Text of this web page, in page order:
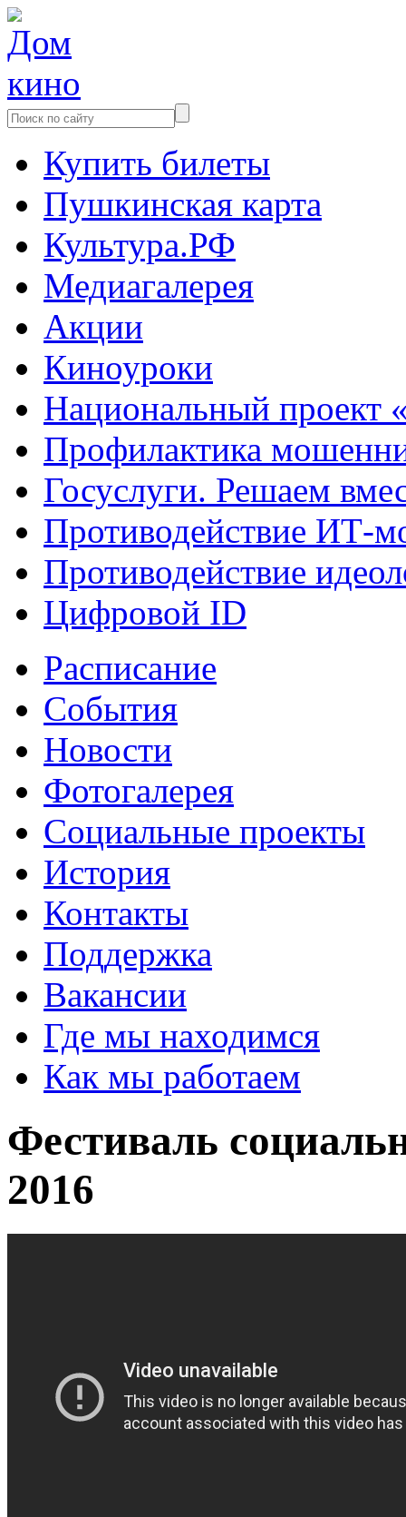
Купить билеты
Пушкинская карта
Культура.РФ
Медиагалерея
Акции
Киноуроки
Национальный проект
Профилактика
Госуслуги. Решаем
Противодействие ИТ-
Противодействие
Цифровой ID
Расписание
События
Новости
Фотогалерея
Социальные проекты
История
Контакты
Поддержка
Вакансии
Где мы находимся
Как мы работаем
Фестиваль
2016